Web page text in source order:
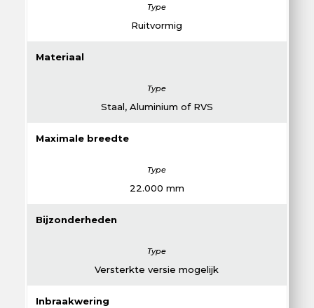
Ruitvormig
Materiaal
Staal, Aluminium of RVS
Maximale breedte
22.000 mm
Bijzonderheden
Versterkte versie mogelijk
Inbraakwering